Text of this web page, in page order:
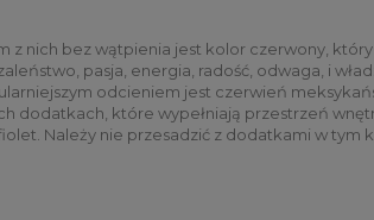
nich bez wątpienia jest kolor czerwony,
pasja, energia, radość, odwaga, i
odcieniem jest czerwień
dodatkach, które wypełniają przestrzeń
Należy nie przesadzić z dodatkami w tym